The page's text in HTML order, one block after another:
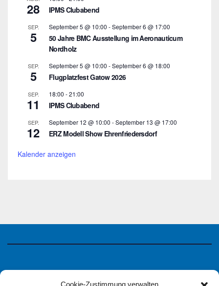
Cookie-Zustimmung verwalten
28 IPMS Clubabend
SEP.
5
September 5 @ 10:00 -September 6 @ 17:00
50 Jahre BMC Ausstellung im Aeronauticum
Nordholz
SEP.
5
September 5 @ 10:00 -September 6 @ 18:00
Flugplatzfest Gatow 2026
SEP.
11
18:00 -21:00
IPMS Clubabend
SEP.
12
September 12 @ 10:00 -September 13 @ 17:00
ERZ Modell Show Ehrenfriedersdorf
Kalender anzeigen